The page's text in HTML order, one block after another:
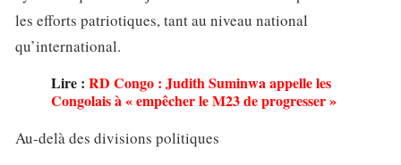
les efforts patriotiques, tant au niveau national
qu’international.
Lire : RD Congo : Judith Suminwa appelle les
Congolais à « empêcher le M23 de progresser »
Au-delà des divisions politiques